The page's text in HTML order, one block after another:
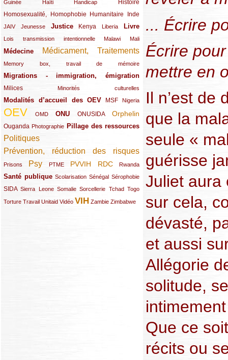
Guinée
(12/289) Haïti
(15/289) Handicap
(10/289) Histoire
(49/289)
Homosexualité, Homophobie
(44/289) Humanitaire
(47/289) Inde
(34/289)
JAIV
(10/289)Jeunesse
(21/289) Justice
(65/289) Kenya
(35/289) Liberia
(25/289) Livre
(62/289)
Lois transmission intentionnelle
(24/289) Malawi
(11/289) Mali
(21/289)
Médecine
(62/289) Médicament, Traitements
(142/289)
Memory box, travail de mémoire
(11/289)
Migrations - immigration, émigration
(67/289)
Milices
(34/289) Minorités culturelles
(15/289)
Modalités d’accueil des OEV
(58/289) MSF
(54/289) Nigeria
(27/289)
OEV
(269/289) OMD
(26/289) ONU
(58/289) ONUSIDA
(44/289) Orphelin
(112/289)
Ouganda
(29/289) Photographie
(27/289) Pillage des ressources
(77/289)
Politiques
(120/289)
Prévention, réduction des risques
(131/289)
Prisons
(22/289) Psy
(119/289) PTME
(12/289) PVVIH
(111/289) RDC
(104/289) Rwanda
(23/289)
Santé publique
(59/289) Scolarisation
(9/289) Sénégal
(13/289) Sérophobie
(19/289)
SIDA
(29/289)Sierra Leone
(13/289) Somalie
(12/289) Sorcellerie
(19/289) Tchad
(10/289) Togo
(15/289)
Torture
(17/289)Travail
(21/289) Unitaid
(26/289) Vidéo
(23/289) VIH
(154/289) Zambie
(12/289) Zimbabwe
(21/289)
... Écrire
Écrire
mettre en
Il n’est de
que la
seule «
guérisse
Juliet aura
sur cela,
dévasté,
et aussi
Allégorie
solitude,
Que ce
récits ou